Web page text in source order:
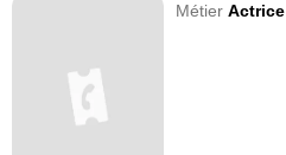
MétierActrice